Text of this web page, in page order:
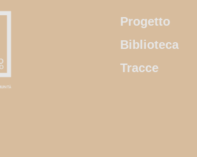
Progetto
Biblioteca
Tracce